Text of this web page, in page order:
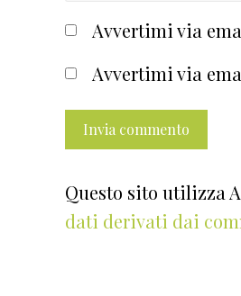
Avvertimi via
Avvertimi via
Questo sito utilizza
dati derivati dai